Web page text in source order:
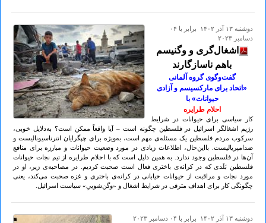
دوشنبه ۱۳ آذر ۱۴۰۲ برابر با ۰۴
دسامبر ۲۰۲۳
اشغال‌گری و وگنیسم
باهم ناسازگارند
گفت‌وگوی گروه آلمانی
«اتحاد برای مارکسیسم و آزادی
حیوانات» با
احلام طرایره
کار سیاسی برای حیوانات در شرایط
رژیم اشغالگر اسرائیل در فلسطین چگونه است – آیا واقعاً ممکن است؟ به‌دلایل خوبی،
سرکوب مردم فلسطین یک مسئله‌ی مهم است، به‌ویژه برای چپگرایان انترناسیونالیست و
ضد‌امپریالیست. با‌این‌حال، اطلاعات زیادی در مورد وضعیت حیوانات و مبارزه برای منافع
آن‌ها در فلسطین وجود ندارد. به همین دلیل است که با احلام طرایره از تیم نجات حیوانات
فلسطین بَلَدی که در کرانه‌ی باختری فعال است صحبت کردیم. در مصاحبه‌ی زیر، او در
مورد نجات و مراقبت از حیوانات خیابانی در کرانه‌ی باختری و غزه صحبت می‌کند، یعنی
چگونگی کار برای اهداف مترقی در شرایط اشغال و «وگن‌شوییِ» سیاست اسرائیل.
دوشنبه ۱۳ آذر ۱۴۰۲ برابر با ۰۴ دسامبر ۲۰۲۳